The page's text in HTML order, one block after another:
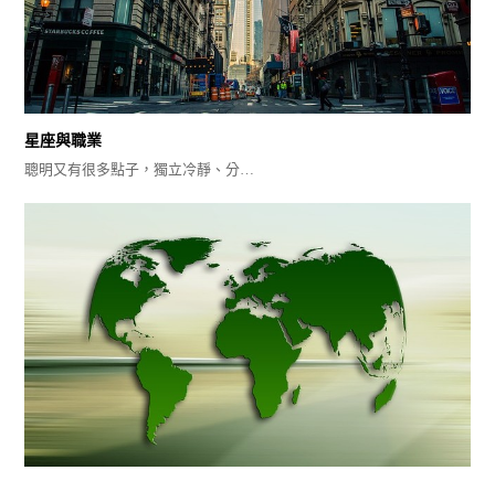
星座與職業
聰明又有很多點子，獨立冷靜、分…